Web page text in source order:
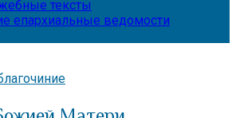
тексты
епархиальные ведомости